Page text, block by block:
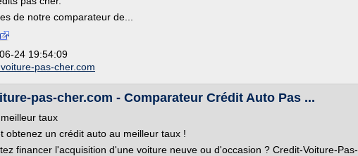
de notre comparateur de...
24 19:54:09
pas-cher.com
pas-cher.com - Comparateur Crédit Auto Pas ...
taux
obtenez un crédit auto au meilleur taux !
financer l'acquisition d'une voiture neuve ou d'occasion ? Credit-Voiture-Pas-